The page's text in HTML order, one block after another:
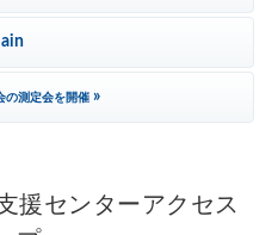
の測定会を開催»
援センターアクセス